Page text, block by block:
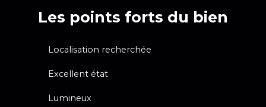
Les points forts du bien
Localisation recherchée
Excellent état
Lumineux